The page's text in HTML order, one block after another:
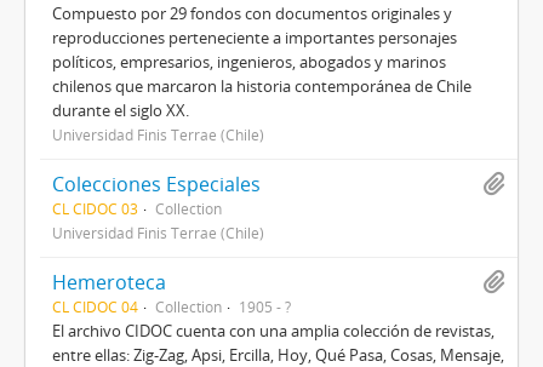
Compuesto por 29 fondos con documentos originales y
reproducciones perteneciente a importantes personajes
políticos, empresarios, ingenieros, abogados y marinos
chilenos que marcaron la historia contemporánea de Chile
durante el siglo XX.
Universidad Finis Terrae (Chile)
Colecciones Especiales
CL CIDOC 03
Collection
Universidad Finis Terrae (Chile)
Hemeroteca
CL CIDOC 04 Collection 1905 - ?
El archivo CIDOC cuenta con una amplia colección de revistas,
entre ellas: Zig-Zag, Apsi, Ercilla, Hoy, Qué Pasa, Cosas, Mensaje,